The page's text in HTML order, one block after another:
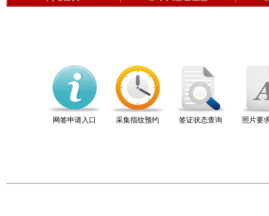
网签申请入口 采集指纹预约 签证状态查询 照片要